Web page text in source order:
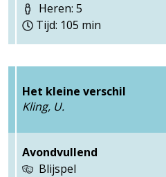
Heren: 5
Tijd: 105 min
Het kleine verschil
Kling, U.
Avondvullend
Blijspel